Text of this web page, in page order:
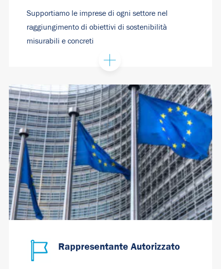
Supportiamo le imprese di ogni settore nel
raggiungimento di obiettivi di sostenibilità
misurabili e concreti
Rappresentante Autorizzato